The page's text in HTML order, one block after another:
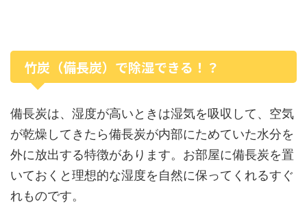
竹炭（備長炭）で除湿できる！？
備長炭は、湿度が高いときは湿気を吸収して、空気
が乾燥してきたら備長炭が内部にためていた水分を
外に放出する特徴があります。お部屋に備長炭を置
いておくと理想的な湿度を自然に保ってくれるすぐ
れものです。